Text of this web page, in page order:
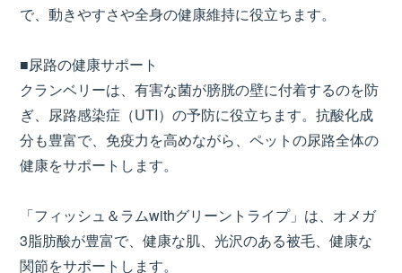
で、動きやすさや全身の健康維持に役立ちます。
■尿路の健康サポート
クランベリーは、有害な菌が膀胱の壁に付着するのを防
ぎ、尿路感染症（UTI）の予防に役立ちます。抗酸化成
分も豊富で、免疫力を高めながら、ペットの尿路全体の
健康をサポートします。
「フィッシュ＆ラムwithグリーントライプ」は、オメガ
3脂肪酸が豊富で、健康な肌、光沢のある被毛、健康な
関節をサポートします。